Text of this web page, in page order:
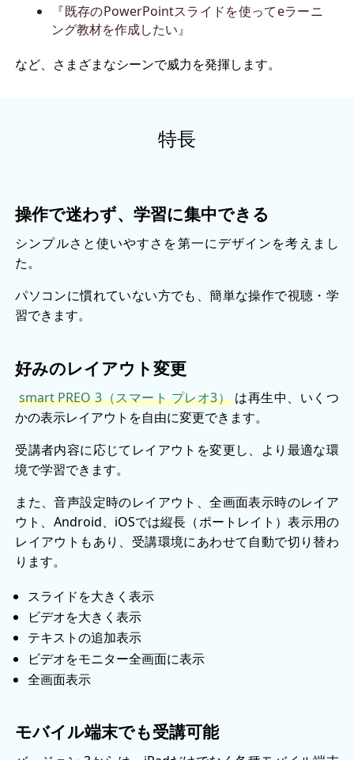
『既存のPowerPointスライドを使ってeラーニ
ング教材を作成したい』
など、さまざまなシーンで威力を発揮します。
特長
操作で迷わず、学習に集中できる
シンプルさと使いやすさを第一にデザインを考えまし
た。
パソコンに慣れていない方でも、簡単な操作で視聴・学
習できます。
好みのレイアウト変更
smart PREO 3（スマート プレオ3） は再生中、いくつ
かの表示レイアウトを自由に変更できます。
受講者内容に応じてレイアウトを変更し、より最適な環
境で学習できます。
また、音声設定時のレイアウト、全画面表示時のレイア
ウト、Android、iOSでは縦長（ポートレイト）表示用の
レイアウトもあり、受講環境にあわせて自動で切り替わ
ります。
スライドを大きく表示
ビデオを大きく表示
テキストの追加表示
ビデオをモニター全画面に表示
全画面表示
モバイル端末でも受講可能